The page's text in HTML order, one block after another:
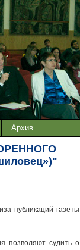
Архив
публикаций газеты
позволяют судить о